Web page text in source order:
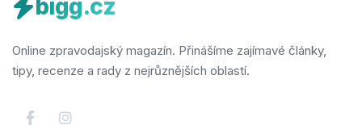
bigg.cz
Online zpravodajský magazín. Přinášíme zajímavé články,
tipy, recenze a rady z nejrůznějších oblastí.